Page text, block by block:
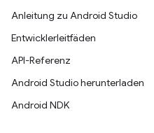
Anleitung zu Android Studio
Entwicklerleitfäden
API-Referenz
Android Studio herunterladen
Android NDK